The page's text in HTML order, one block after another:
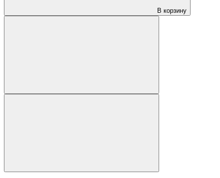
В корзину